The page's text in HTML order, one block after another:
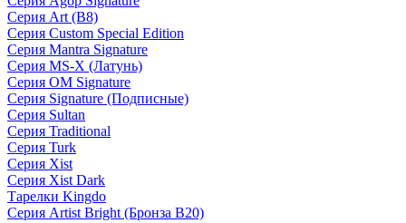
Серия Art (B8)
Серия Custom Special Edition
Серия Mantra Signature
Серия MS-X (Латунь)
Серия OM Signature
Серия Signature (Подписные)
Серия Sultan
Серия Traditional
Серия Turk
Серия Xist
Серия Xist Dark
Тарелки Kingdo
Серия Artist Bright (Бронза B20)